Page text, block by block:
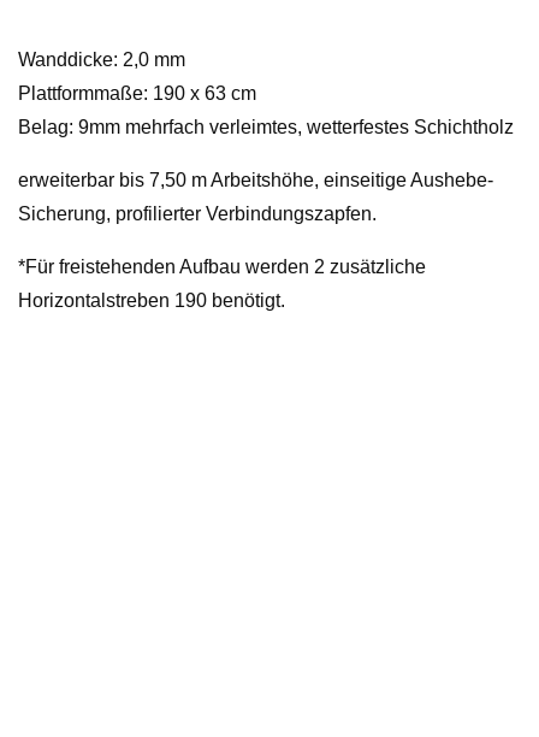
Wanddicke: 2,0 mm
Plattformmaße: 190 x 63 cm
Belag: 9mm mehrfach verleimtes, wetterfestes Schichtholz
erweiterbar bis 7,50 m Arbeitshöhe, einseitige Aushebe-
Sicherung, profilierter Verbindungszapfen.
*Für freistehenden Aufbau werden 2 zusätzliche
Horizontalstreben 190 benötigt.